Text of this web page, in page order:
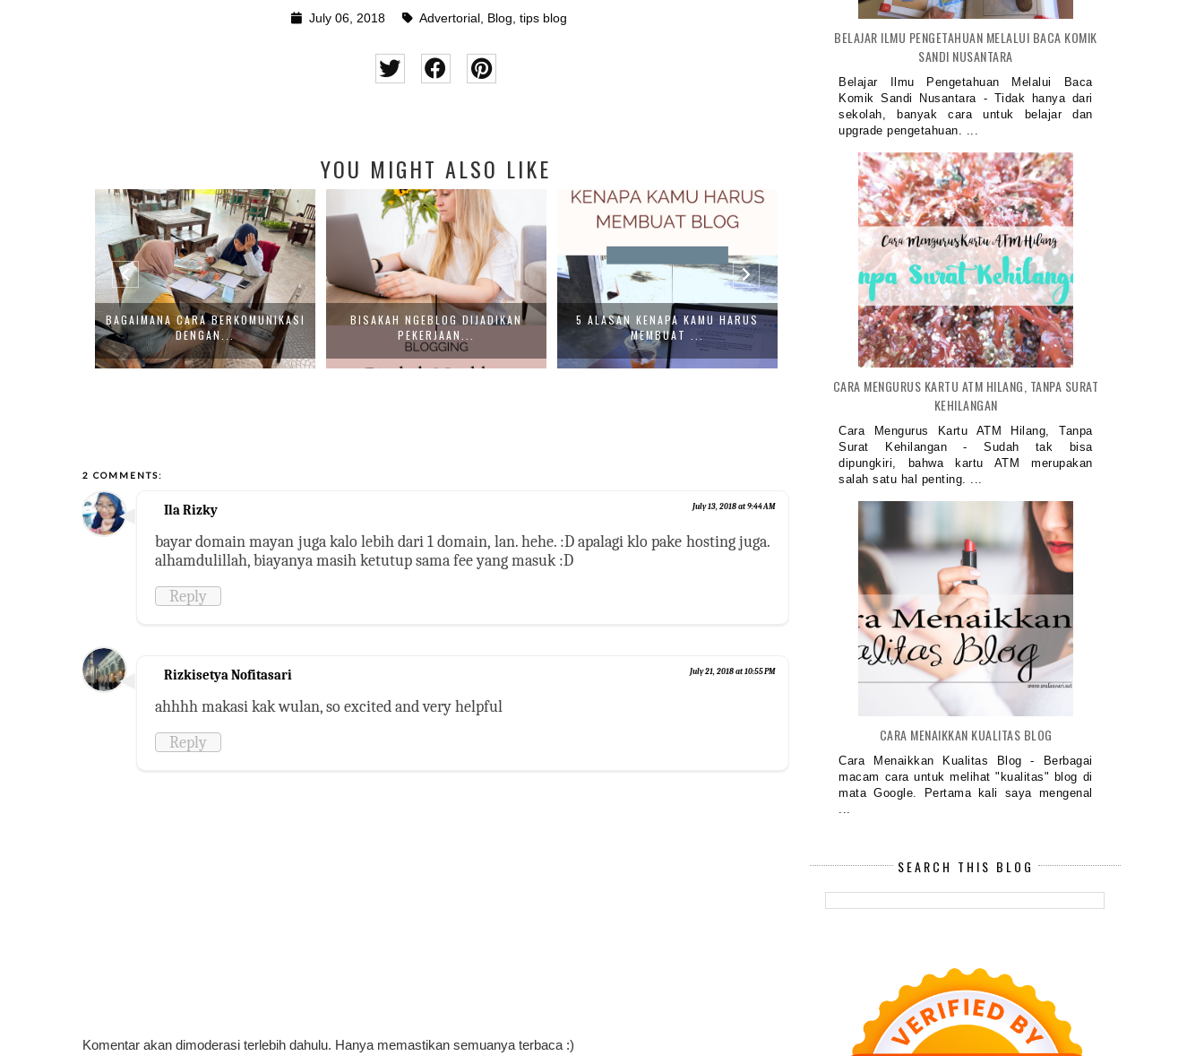
July 06, 2018 Advertorial Blog tips blog
YOU MIGHT ALSO LIKE
BAGAIMANA CARA BERKOMUNIKASI
DENGAN...
BISAKAH NGEBLOG DIJADIKAN
PEKERJAAN...
5 ALASAN KENAPA KAMU HARUS
MEMBUAT ...
CARA MEMBUAT BLOG DI BLOGSPOT
2023 ...
APA YANG HARUS DIPELAJARI
2 COMMENTS:
Ila Rizky July 13, 2018 at 9:44 AM
bayar domain mayan juga kalo lebih dari 1 domain, lan. hehe. :D apalagi klo pake hosting juga.
alhamdulillah, biayanya masih ketutup sama fee yang masuk :D
Reply
Rizkisetya Nofitasari July 21, 2018 at 10:55 PM
ahhhh makasi kak wulan, so excited and very helpful
Reply
Komentar akan dimoderasi terlebih dahulu. Hanya memastikan semuanya terbaca :)
BELAJAR ILMU PENGETAHUAN MELALUI BACA KOMIK
SANDI NUSANTARA
Belajar Ilmu Pengetahuan Melalui Baca
Komik Sandi Nusantara - Tidak hanya dari
sekolah, banyak cara untuk belajar dan
upgrade pengetahuan. ...
CARA MENGURUS KARTU ATM HILANG, TANPA SURAT
KEHILANGAN
Cara Mengurus Kartu ATM Hilang, Tanpa
Surat Kehilangan - Sudah tak bisa
dipungkiri, bahwa kartu ATM merupakan
salah satu hal penting. ...
CARA MENAIKKAN KUALITAS BLOG
Cara Menaikkan Kualitas Blog - Berbagai
macam cara untuk melihat "kualitas" blog di
mata Google. Pertama kali saya mengenal
...
SEARCH THIS BLOG